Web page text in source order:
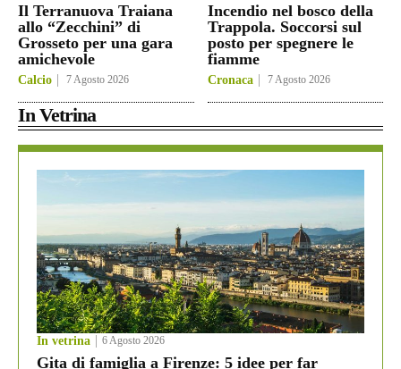
Il Terranuova Traiana
allo “Zecchini” di
Grosseto per una gara
amichevole
Calcio 7 Agosto 2026
Incendio nel bosco della
Trappola. Soccorsi sul
posto per spegnere le
fiamme
Cronaca 7 Agosto 2026
In Vetrina
In vetrina 6 Agosto 2026
Gita di famiglia a Firenze: 5 idee per far